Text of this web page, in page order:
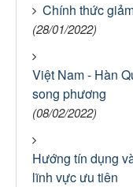
Chính thức
(28/01/2022)
Việt Nam - Hàn
song phương
(08/02/2022)
Hướng tín dụng
lĩnh vực ưu tiên